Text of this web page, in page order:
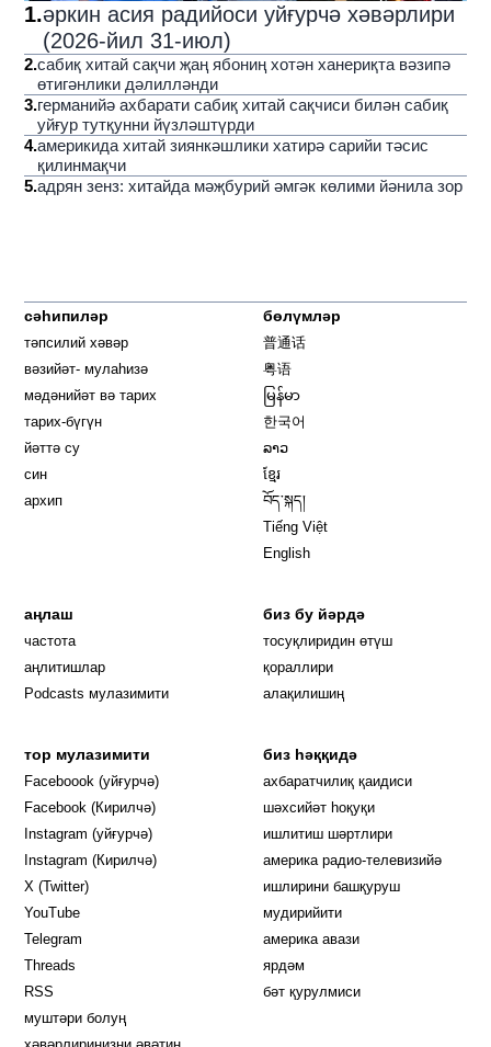
1.әркин асия радийоси уйғурчә хәвәрлири
(2026-йил 31-июл)
2.сабиқ хитай сақчи җаң ябониң хотән ханериқта вәзипә
өтигәнлики дәлилләнди
3.германийә ахбарати сабиқ хитай сақчиси билән сабиқ
уйғур тутқунни йүзләштүрди
4.америкида хитай зиянкәшлики хатирә сарийи тәсис
қилинмақчи
5.адрян зенз: хитайда мәҗбурий әмгәк көлими йәнила зор
сәһипиләр
тәпсилий хәвәр
вәзийәт- мулаһизә
мәдәнийәт вә тарих
тарих-бүгүн
йәттә су
син
архип
бөлүмләр
普通话
粤语
မြန်မာ
한국어
ລາວ
ខ្មែរ
བོད་སྐད།
Tiếng Việt
English
аңлаш
частота
аңлитишлар
Podcasts мулазимити
биз бу йәрдә
тосуқлиридин өтүш
қораллири
алақилишиң
тор мулазимити
Faceboook (уйғурчә) Opens in new window
Facebook (Кирилчә) Opens in new window
Instagram (уйғурчә) Opens in new window
Instagram (Кирилчә) Opens in new window
X (Twitter)
YouTube
Telegram
Threads
RSS
муштәри болуң
биз һәққидә
ахбаратчилиқ қаидиси
шәхсийәт һоқуқи
ишлитиш шәртлири
америка радио-телевизийә
ишлирини башқуруш
мудирийити
америка авази
ярдәм
бәт қурулмиси